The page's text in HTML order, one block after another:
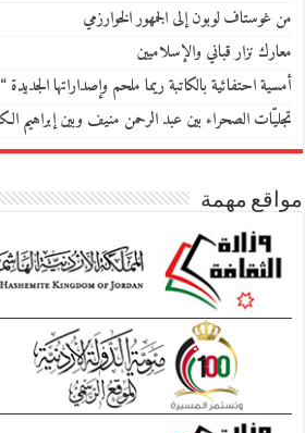
من غوستاف لوبون إلى الجمهور الخوارزمي
معارك نزار قباني والإسلاميين
أمسية احتفائية بالكاتبة ريما ملحم وإصداراتها
تجليّات الصحراء بين عبد الرحمن منيف وبين إبراهيم
مواقع مهمة